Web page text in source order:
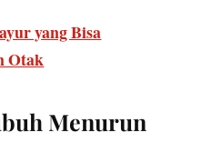
yang Bisa
Otak
Menurun